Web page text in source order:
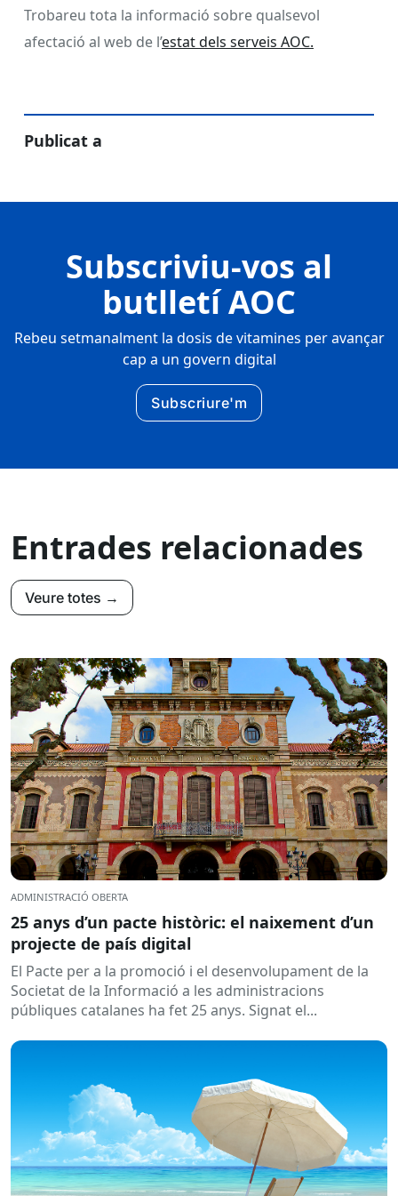
Trobareu tota la informació sobre qualsevol
afectació al web de l’estat dels serveis AOC.
Publicat a
Subscriviu-vos al
butlletí AOC
Rebeu setmanalment la dosis de vitamines per avançar
cap a un govern digital
Subscriure'm
Entrades relacionades
Veure totes →
ADMINISTRACIÓ OBERTA
25 anys d’un pacte històric: el naixement d’un
projecte de país digital
El Pacte per a la promoció i el desenvolupament de la
Societat de la Informació a les administracions
públiques catalanes ha fet 25 anys. Signat el...